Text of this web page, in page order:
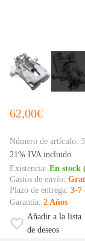
62,00€
Número de artículo:
21% IVA incluido
Existencia: En stock
Gastos de envío:
Plazo de entrega: 3-7
Garantía: 2 Años
Añadir a la lista
de deseos